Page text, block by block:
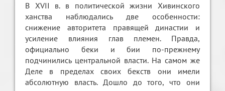
В XVII в. в политической жизни Хивинского
ханства наблюдались две особенности:
снижение авторитета правящей династии и
усиление влияния глав племен. Правда,
официально беки и бии по-прежнему
подчинились центральной власти. На самом же
Деле в пределах своих бекств они имели
абсолютную власть. Дошло до того, что они